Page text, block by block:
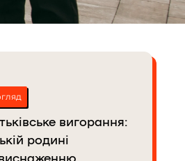
вигорання:
родині